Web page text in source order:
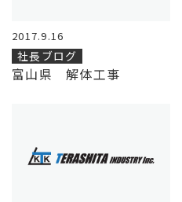
2017.9.16
社長ブログ
富山県 解体工事